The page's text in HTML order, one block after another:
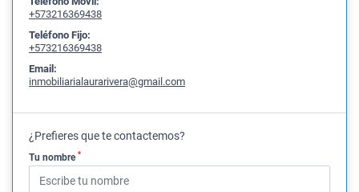
+573216369438
Teléfono Fijo:
+573216369438
Email:
inmobiliarialaurarivera@gmail.com
¿Prefieres que te contactemos?
Tu nombre *